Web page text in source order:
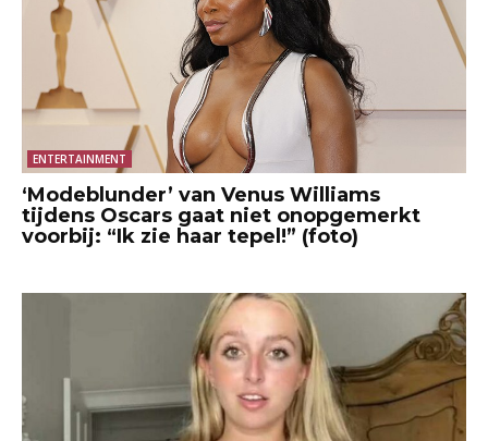
ENTERTAINMENT
‘Modeblunder’ van Venus Williams
tijdens Oscars gaat niet onopgemerkt
voorbij: “Ik zie haar tepel!” (foto)